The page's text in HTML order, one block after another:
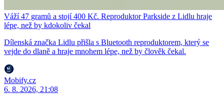
Váží 47 gramů a stojí 400 Kč. Reproduktor Parkside z Lidlu hraje
lépe, než by kdokoliv čekal
Dílenská značka Lidlu přišla s Bluetooth reproduktorem, který se
vejde do dlaně a hraje mnohem lépe, než by člověk čekal.
Mobify.cz
6. 8. 2026, 21:08